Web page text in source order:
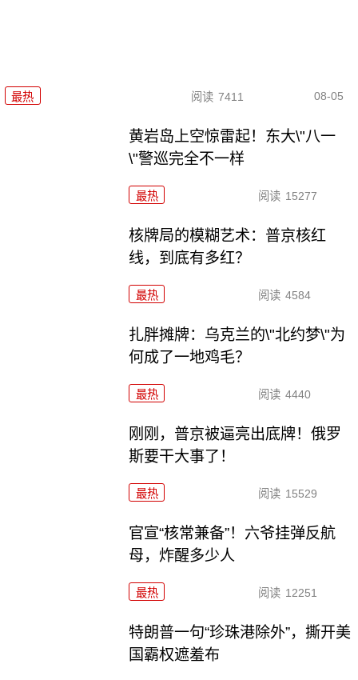
最热 阅读 7411 08-05
黄岩岛上空惊雷起！东大\"八一
\"警巡完全不一样
最热 阅读 15277
核牌局的模糊艺术：普京核红
线，到底有多红？
最热 阅读 4584
扎胖摊牌：乌克兰的\"北约梦\"为
何成了一地鸡毛？
最热 阅读 4440
刚刚，普京被逼亮出底牌！俄罗
斯要干大事了！
最热 阅读 15529
官宣“核常兼备”！六爷挂弹反航
母，炸醒多少人
最热 阅读 12251
特朗普一句“珍珠港除外”，撕开美
国霸权遮羞布